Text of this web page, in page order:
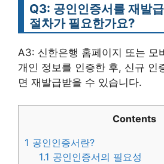
Q3: 공인인증서를 재발
절차가 필요한가요?
A3: 신한은행 홈페이지 또는 모
개인 정보를 인증한 후, 신규 인
면 재발급받을 수 있습니다.
Contents
1 공인인증서란?
1.1 공인인증서의 필요성